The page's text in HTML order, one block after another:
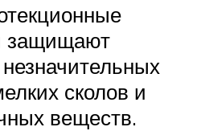
защищают
сколов и
веществ.